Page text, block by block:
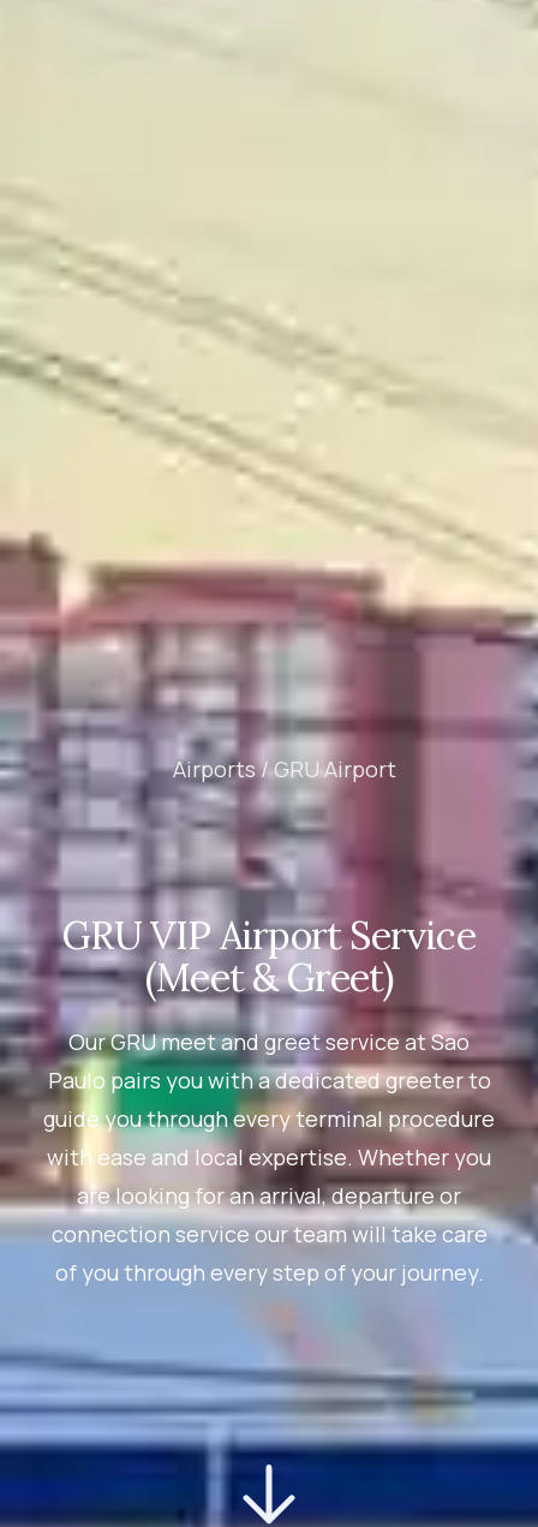
Airports / GRU Airport
GRU VIP Airport Service
(Meet & Greet)
Our GRU meet and greet service at Sao
Paulo pairs you with a dedicated greeter to
guide you through every terminal procedure
with ease and local expertise. Whether you
are looking for an arrival, departure or
connection service our team will take care
of you through every step of your journey.